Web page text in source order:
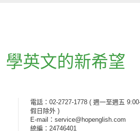
學英文的新希望
電話：02-2727-1778 ( 週一至週五
假日除外 )
E-mail：service@hopenglish.com
統編：24746401